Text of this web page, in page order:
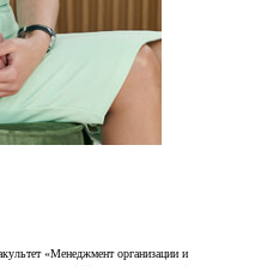
«Менеджмент организации и